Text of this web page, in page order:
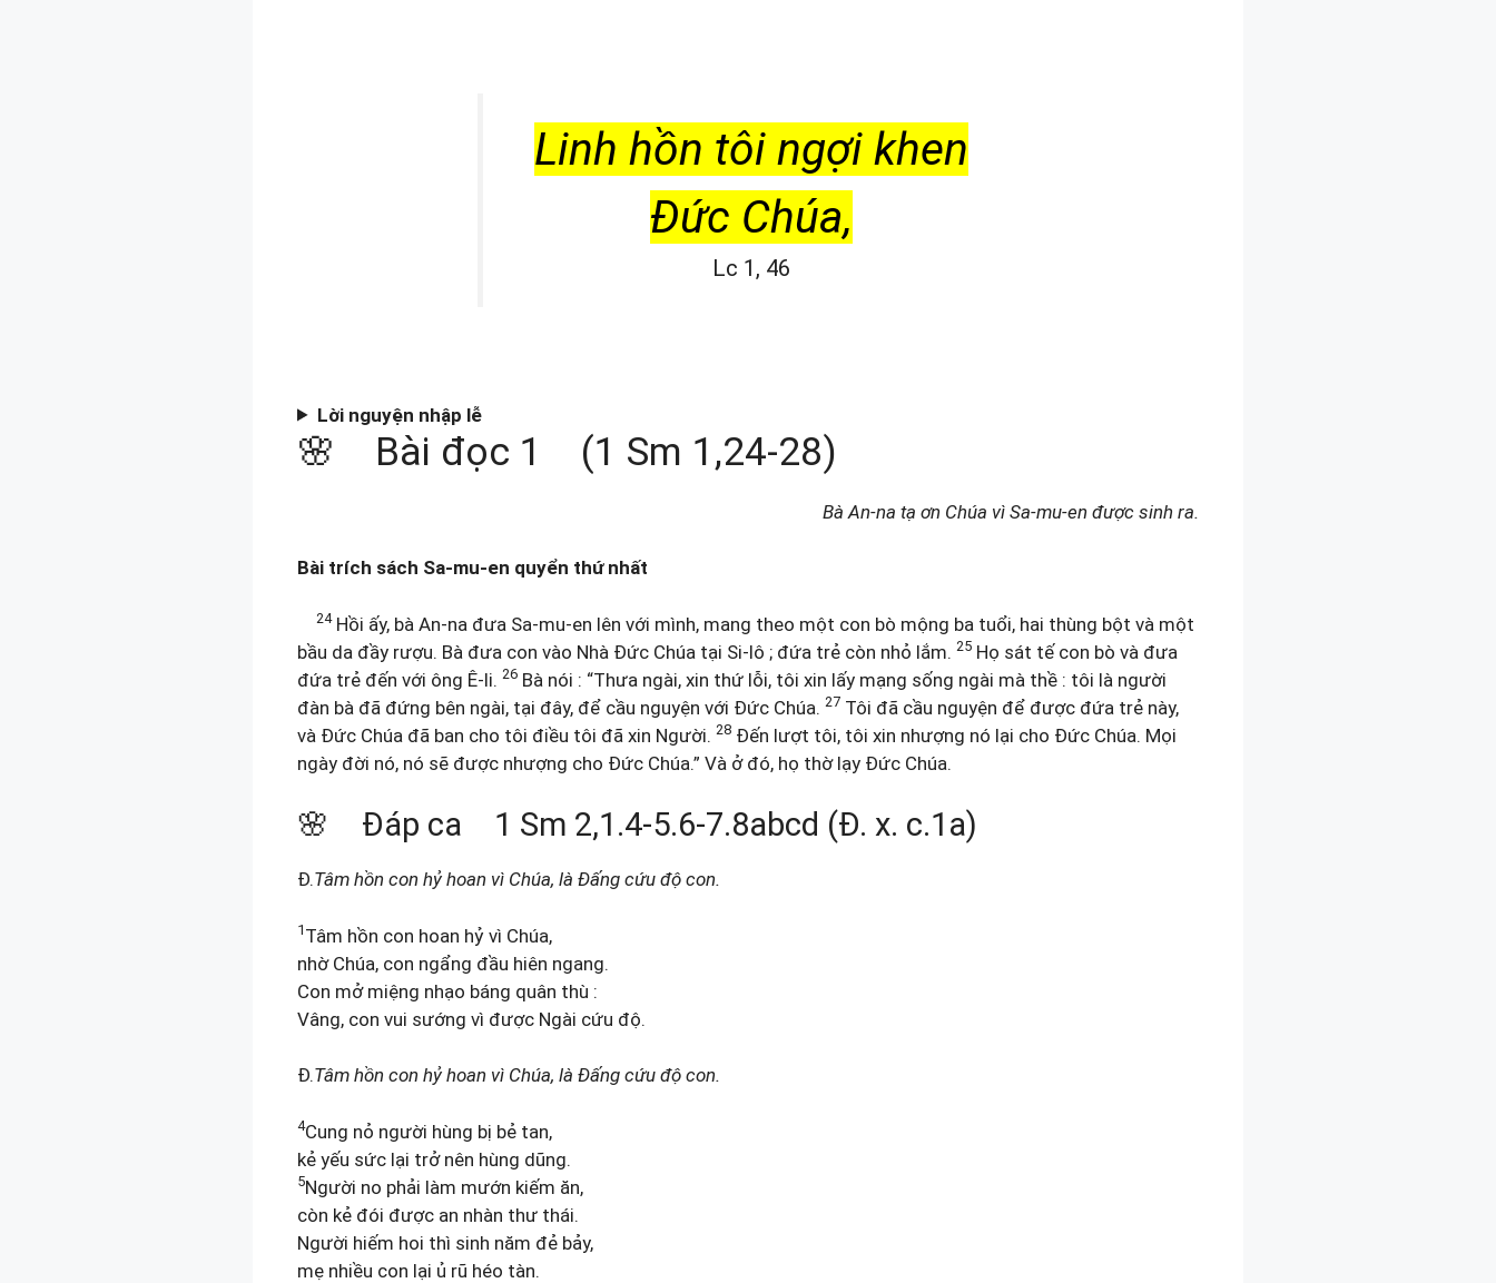
Linh hồn tôi ngợi khen
Đức Chúa,
Lc 1, 46
Lời nguyện nhập lễ
🌸 Bài đọc 1 (1 Sm 1,24-28)
Bà An-na tạ ơn Chúa vì Sa-mu-en được sinh ra.
Bài trích sách Sa-mu-en quyển thứ nhất
24Hồi ấy, bà An-na đưa Sa-mu-en lên với mình, mang theo một con bò mộng ba tuổi, hai thùng bột và một
bầu da đầy rượu. Bà đưa con vào Nhà Đức Chúa tại Si-lô ; đứa trẻ còn nhỏ lắm. 25 Họ sát tế con bò và đưa
đứa trẻ đến với ông Ê-li. 26 Bà nói : “Thưa ngài, xin thứ lỗi, tôi xin lấy mạng sống ngài mà thề : tôi là người
đàn bà đã đứng bên ngài, tại đây, để cầu nguyện với Đức Chúa. 27 Tôi đã cầu nguyện để được đứa trẻ này,
và Đức Chúa đã ban cho tôi điều tôi đã xin Người. 28 Đến lượt tôi, tôi xin nhượng nó lại cho Đức Chúa. Mọi
ngày đời nó, nó sẽ được nhượng cho Đức Chúa.” Và ở đó, họ thờ lạy Đức Chúa.
🌸 Đáp ca 1 Sm 2,1.4-5.6-7.8abcd (Đ. x. c.1a)
Đ.Tâm hồn con hỷ hoan vì Chúa, là Đấng cứu độ con.
1 Tâm hồn con hoan hỷ vì Chúa,
nhờ Chúa, con ngẩng đầu hiên ngang.
Con mở miệng nhạo báng quân thù :
Vâng, con vui sướng vì được Ngài cứu độ.
Đ.Tâm hồn con hỷ hoan vì Chúa, là Đấng cứu độ con.
4Cung nỏ người hùng bị bẻ tan,
kẻ yếu sức lại trở nên hùng dũng.
5Người no phải làm mướn kiếm ăn,
còn kẻ đói được an nhàn thư thái.
Người hiếm hoi thì sinh năm đẻ bảy,
mẹ nhiều con lại ủ rũ héo tàn.